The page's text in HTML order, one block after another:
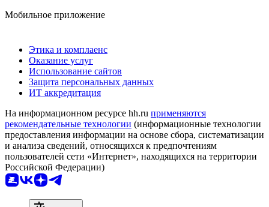
Мобильное приложение
Этика и комплаенс
Оказание услуг
Использование сайтов
Защита персональных данных
ИТ аккредитация
На информационном ресурсе hh.ru применяются
рекомендательные технологии (информационные технологии
предоставления информации на основе сбора, систематизации
и анализа сведений, относящихся к предпочтениям
пользователей сети «Интернет», находящихся на территории
Российской Федерации)